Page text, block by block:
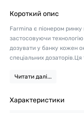
Короткий опис
Farmina є піонером ринку
застосовуючи
дозувати у банку кожен
спеціальних
Читати далі...
Характеристики